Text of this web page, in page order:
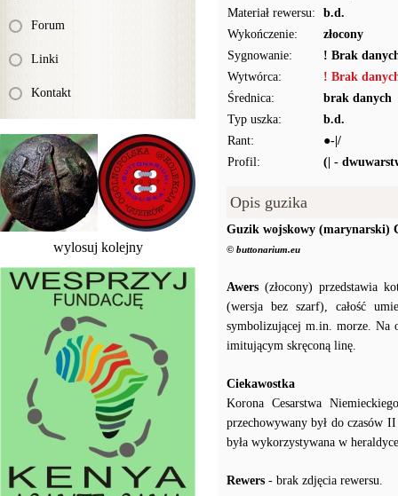
Forum
Linki
Kontakt
wylosuj kolejny
Materiał rewersu:
b.d.
Wykończenie:
złocony
Sygnowanie:
! Brak
Wytwórca:
! Brak
Średnica:
brak danych
Typ uszka:
b.d.
Rant:
●-|/
Profil:
(| -
Opis guzika
Guzik wojskowy (marynarski)
© buttonarium.eu
Awers (złocony) przedstawia
(wersja bez szarf), całość
symbolizującej m.in. morze. Na
imitującym skręconą linę.
Ciekawostka
Korona Cesarstwa
przechowywany był do czasów
była wykorzystywana w
Rewers - brak zdjęcia rewersu.